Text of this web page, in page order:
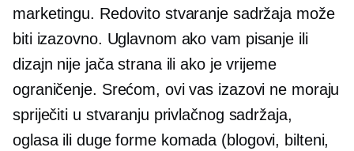
marketingu. Redovito stvaranje sadržaja može
biti izazovno. Uglavnom ako vam pisanje ili
dizajn nije jača strana ili ako je vrijeme
ograničenje. Srećom, ovi vas izazovi ne moraju
spriječiti u stvaranju privlačnog sadržaja,
oglasa ili duge formekomada (blogovi, bilteni,